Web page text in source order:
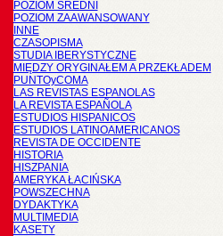
POZIOM ŚREDNI
POZIOM ZAAWANSOWANY
INNE
CZASOPISMA
STUDIA IBERYSTYCZNE
MIĘDZY ORYGINAŁEM A PRZEKŁADEM
PUNTOyCOMA
LAS REVISTAS ESPANOLAS
LA REVISTA ESPAÑOLA
ESTUDIOS HISPANICOS
ESTUDIOS LATINOAMERICANOS
REVISTA DE OCCIDENTE
HISTORIA
HISZPANIA
AMERYKA ŁACIŃSKA
POWSZECHNA
DYDAKTYKA
MULTIMEDIA
KASETY